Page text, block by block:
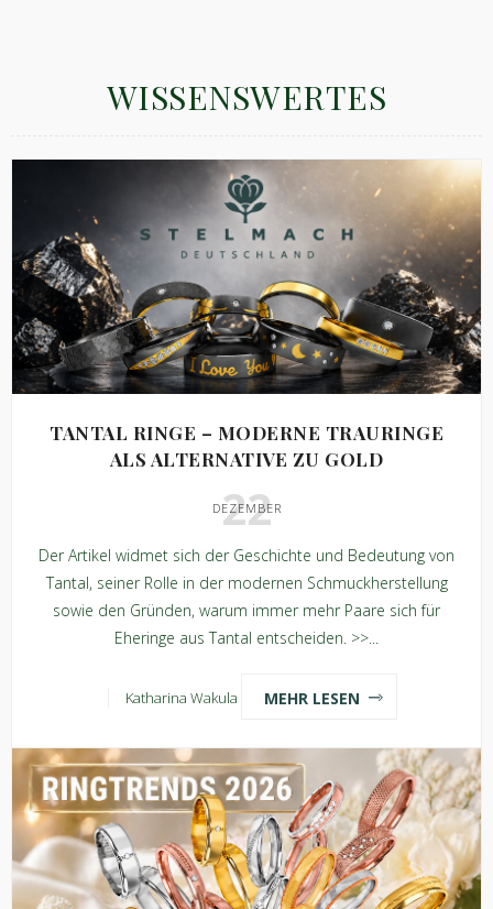
WISSENSWERTES
TANTAL RINGE – MODERNE TRAURINGE
ALS ALTERNATIVE ZU GOLD
22
DEZEMBER
Der Artikel widmet sich der Geschichte und Bedeutung von
Tantal, seiner Rolle in der modernen Schmuckherstellung
sowie den Gründen, warum immer mehr Paare sich für
Eheringe aus Tantal entscheiden. >>...
Katharina Wakula MEHR LESEN